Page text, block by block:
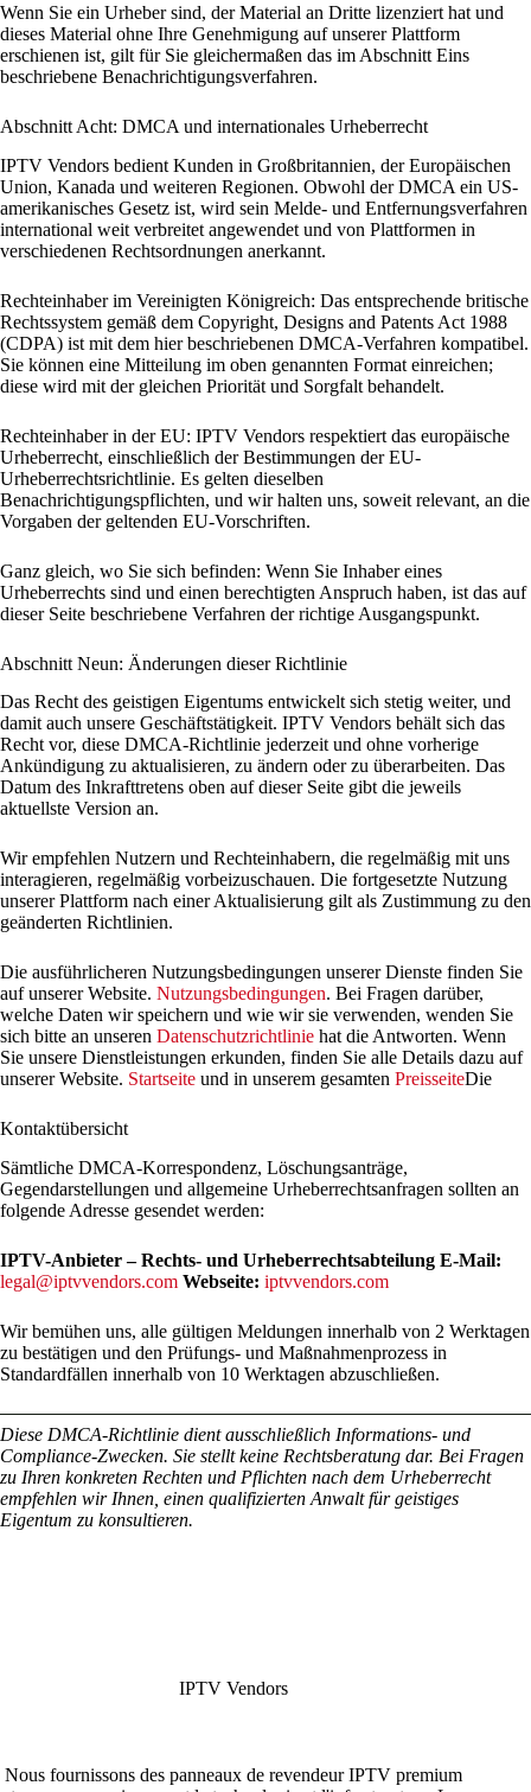
Wenn Sie ein Urheber sind, der Material an Dritte lizenziert hat und
dieses Material ohne Ihre Genehmigung auf unserer Plattform
erschienen ist, gilt für Sie gleichermaßen das im Abschnitt Eins
beschriebene Benachrichtigungsverfahren.
Abschnitt Acht: DMCA und internationales Urheberrecht
IPTV Vendors bedient Kunden in Großbritannien, der Europäischen
Union, Kanada und weiteren Regionen. Obwohl der DMCA ein US-
amerikanisches Gesetz ist, wird sein Melde- und Entfernungsverfahren
international weit verbreitet angewendet und von Plattformen in
verschiedenen Rechtsordnungen anerkannt.
Rechteinhaber im Vereinigten Königreich: Das entsprechende britische
Rechtssystem gemäß dem Copyright, Designs and Patents Act 1988
(CDPA) ist mit dem hier beschriebenen DMCA-Verfahren kompatibel.
Sie können eine Mitteilung im oben genannten Format einreichen;
diese wird mit der gleichen Priorität und Sorgfalt behandelt.
Rechteinhaber in der EU: IPTV Vendors respektiert das europäische
Urheberrecht, einschließlich der Bestimmungen der EU-
Urheberrechtsrichtlinie. Es gelten dieselben
Benachrichtigungspflichten, und wir halten uns, soweit relevant, an die
Vorgaben der geltenden EU-Vorschriften.
Ganz gleich, wo Sie sich befinden: Wenn Sie Inhaber eines
Urheberrechts sind und einen berechtigten Anspruch haben, ist das auf
dieser Seite beschriebene Verfahren der richtige Ausgangspunkt.
Abschnitt Neun: Änderungen dieser Richtlinie
Das Recht des geistigen Eigentums entwickelt sich stetig weiter, und
damit auch unsere Geschäftstätigkeit. IPTV Vendors behält sich das
Recht vor, diese DMCA-Richtlinie jederzeit und ohne vorherige
Ankündigung zu aktualisieren, zu ändern oder zu überarbeiten. Das
Datum des Inkrafttretens oben auf dieser Seite gibt die jeweils
aktuellste Version an.
Wir empfehlen Nutzern und Rechteinhabern, die regelmäßig mit uns
interagieren, regelmäßig vorbeizuschauen. Die fortgesetzte Nutzung
unserer Plattform nach einer Aktualisierung gilt als Zustimmung zu den
geänderten Richtlinien.
Die ausführlicheren Nutzungsbedingungen unserer Dienste finden Sie
auf unserer Website. Nutzungsbedingungen. Bei Fragen darüber,
welche Daten wir speichern und wie wir sie verwenden, wenden Sie
sich bitte an unseren Datenschutzrichtlinie hat die Antworten. Wenn
Sie unsere Dienstleistungen erkunden, finden Sie alle Details dazu auf
unserer Website. Startseite und in unserem gesamten PreisseiteDie
Kontaktübersicht
Sämtliche DMCA-Korrespondenz, Löschungsanträge,
Gegendarstellungen und allgemeine Urheberrechtsanfragen sollten an
folgende Adresse gesendet werden:
IPTV-Anbieter – Rechts- und Urheberrechtsabteilung E-Mail:
legal@iptvvendors.com Webseite: iptvvendors.com
Wir bemühen uns, alle gültigen Meldungen innerhalb von 2 Werktagen
zu bestätigen und den Prüfungs- und Maßnahmenprozess in
Standardfällen innerhalb von 10 Werktagen abzuschließen.
Diese DMCA-Richtlinie dient ausschließlich Informations- und
Compliance-Zwecken. Sie stellt keine Rechtsberatung dar. Bei Fragen
zu Ihren konkreten Rechten und Pflichten nach dem Urheberrecht
empfehlen wir Ihnen, einen qualifizierten Anwalt für geistiges
Eigentum zu konsultieren.
IPTV Vendors
Nous fournissons des panneaux de revendeur IPTV premium